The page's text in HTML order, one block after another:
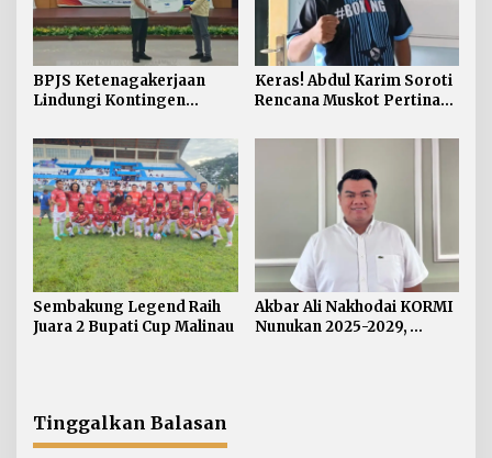
BPJS Ketenagakerjaan
Lindungi Kontingen
Keras! Abdul Karim Soroti
Rencana Muskot Pertina
Tertutup
Sembakung Legend Raih
Juara 2 Bupati Cup Malinau
Akbar Ali Nakhodai KORMI
Nunukan 2025-2029,
Tinggalkan Balasan